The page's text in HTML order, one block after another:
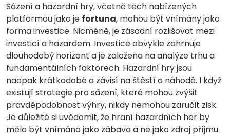
Sázení a hazardní hry, včetně těch nabízených
platformou jako je fortuna, mohou být vnímány jako
forma investice. Nicméně, je zásadní rozlišovat mezi
investicí a hazardem. Investice obvykle zahrnuje
dlouhodobý horizont a je založena na analýze trhu a
fundamentálních faktorech. Hazardní hry jsou
naopak krátkodobé a závisí na štěstí a náhodě. I když
existují strategie pro sázení, které mohou zvýšit
pravděpodobnost výhry, nikdy nemohou zaručit zisk.
Je důležité si uvědomit, že hraní hazardních her by
mělo být vnímáno jako zábava a ne jako zdroj příjmu.